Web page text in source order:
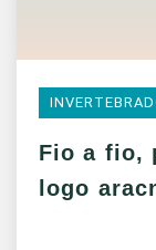
Fio a fio,
logo